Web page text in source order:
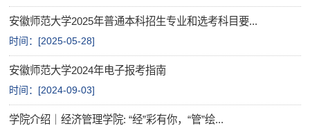
安徽师范大学2025年普通本科招生专业和选考科目要...
时间：[2025-05-28]
安徽师范大学2024年电子报考指南
时间：[2024-09-03]
学院介绍｜经济管理学院: “经”彩有你，“管”绘...